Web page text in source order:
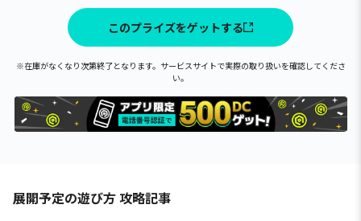
このプライズをゲットする
※在庫がなくなり次第終了となります。サービスサイトで実際の取り扱いを確認してくださ
い。
展開予定の遊び方 攻略記事